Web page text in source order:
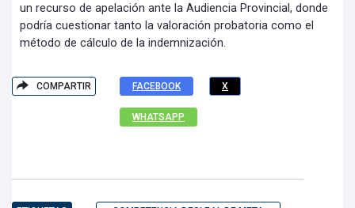
un recurso de apelación ante la Audiencia Provincial, donde
podría cuestionar tanto la valoración probatoria como el
método de cálculo de la indemnización.
COMPARTIR FACEBOOK X
WHATSAPP